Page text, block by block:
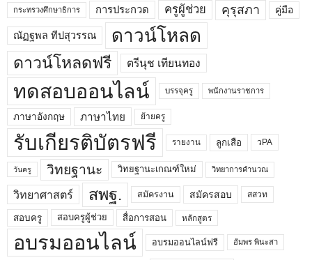
กระทรวงศึกษาธิการ การประกวด ครูผู้ช่วย คุรุสภา คู่มือ
ณัฏฐพล ทีปสุวรรณ ดาวน์โหลด
ดาวน์โหลดฟรี ตรีนุช เทียนทอง
ทดสอบออนไลน์ บรรจุครู พนักงานราชการ
ภาษาอังกฤษ ภาษาไทย ย้ายครู
รับเกียรติบัตรฟรี รายงาน ลูกเสือ วPA
วันครู วิทยฐานะ วิทยฐานะเกณฑ์ใหม่ วิทยาการคำนวณ
วิทยาศาสตร์ สพฐ. สมัครงาน สมัครสอบ สสวท
สอบครู สอบครูผู้ช่วย สื่อการสอน หลักสูตร
อบรมออนไลน์ อบรมออนไลน์ฟรี อัมพร พินะสา